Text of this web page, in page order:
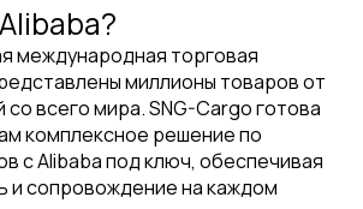
международная торговая
миллионы товаров от
всего мира. SNG-Cargo готова
комплексное решение по
с Alibaba под ключ, обеспечивая
и сопровождение на каждом